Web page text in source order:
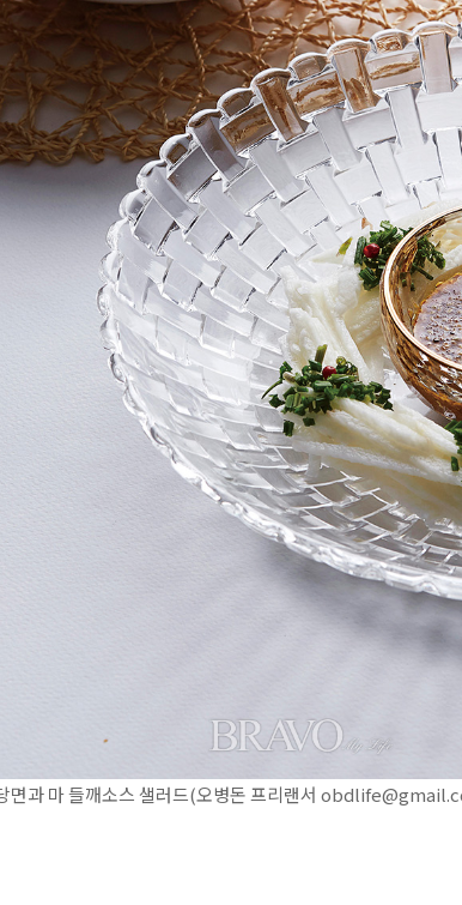
면과 마 들깨소스 샐러드(오병돈 프리랜서